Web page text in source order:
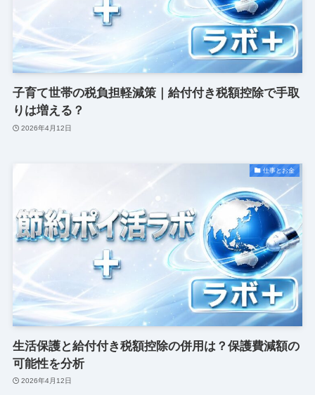
子育て世帯の税負担軽減策｜給付付き税額控除で手取
りは増える？
2026年4月12日
仕事とお金
生活保護と給付付き税額控除の併用は？保護費減額の
可能性を分析
2026年4月12日